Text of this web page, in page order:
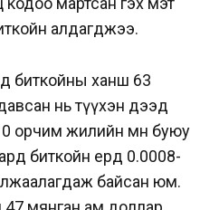
алдагджээ.
биткойны ханш 63
нь түүхэн дээд
орчим жилийн өмнө буюу
биткойн ердөө 0.0008-
байсан юм.